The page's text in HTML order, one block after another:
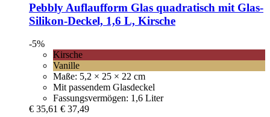
Pebbly Auflaufform Glas quadratisch mit Glas-​
Silikon-​Deckel, 1,6 L, Kirsche
-5%
Kirsche
Vanille
Maße: 5,2 × 25 × 22 cm
Mit passendem Glasdeckel
Fassungsvermögen: 1,6 Liter
€ 35,61 € 37,49